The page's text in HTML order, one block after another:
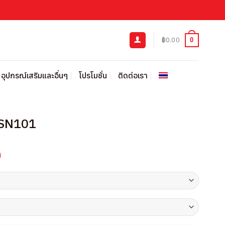
฿0.00 0
อุปกรณ์เสริมและอื่นๆ โปรโมชั่น ติดต่อเรา
฿500.00.